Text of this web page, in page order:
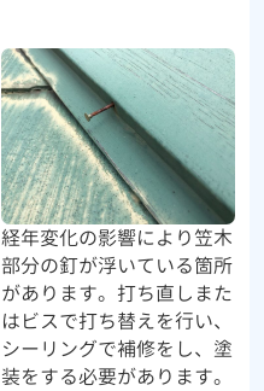
経年変化の影響により笠木
部分の釘が浮いている箇所
があります。打ち直しまた
はビスで打ち替えを行い、
シーリングで補修をし、塗
装をする必要があります。